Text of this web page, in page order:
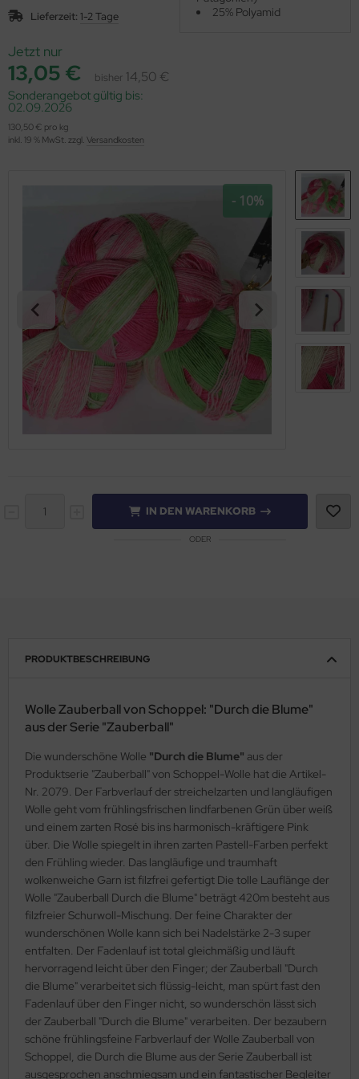
Lieferzeit: 1-2 Tage
Jetzt nur
13,05 € bisher 14,50 €
Sonderangebot gültig bis:
02.09.2026
130,50 € pro kg
inkl. 19 % MwSt. zzgl. Versandkosten
25% Polyamid
- 10%
IN DEN WARENKORB
ODER
PRODUKTBESCHREIBUNG
Wolle Zauberball von Schoppel: "Durch die Blume"
aus der Serie "Zauberball"
Die wunderschöne Wolle "Durch die Blume" aus der
Produktserie "Zauberball" von Schoppel-Wolle hat die Artikel-
Nr. 2079. Der Farbverlauf der streichelzarten und langläufigen
Wolle geht vom frühlingsfrischen lindfarbenen Grün über weiß
und einem zarten Rosé bis ins harmonisch-kräftigere Pink
über. Die Wolle spiegelt in ihren zarten Pastell-Farben perfekt
den Frühling wieder. Das langläufige und traumhaft
wolkenweiche Garn ist filzfrei gefertigt Die tolle Lauflänge der
Wolle "Zauberball Durch die Blume" beträgt 420m besteht aus
filzfreier Schurwoll-Mischung. Der feine Charakter der
wunderschönen Wolle kann sich bei Nadelstärke 2-3 super
entfalten. Der Fadenlauf ist total gleichmäßig und läuft
hervorragend leicht über den Finger; der Zauberball "Durch
die Blume" verarbeitet sich flüssig-leicht, man spürt fast den
Fadenlauf über den Finger nicht, so wunderschön lässt sich
der Zauberball "Durch die Blume" verarbeiten. Der bezaubern
schöne frühlingsfeine Farbverlauf der Wolle Zauberball von
Schoppel, die Durch die Blume aus der Serie Zauberball ist
ausgesprochen anschmiegsam und ein fantastischer Begleiter
(276)